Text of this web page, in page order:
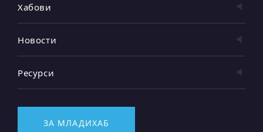
Хабови
Новости
Ресурси
ЗА МЛАДИХАБ